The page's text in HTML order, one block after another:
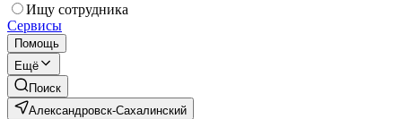
Ищу сотрудника
Сервисы
Помощь
Ещё
Поиск
Александровск-Сахалинский